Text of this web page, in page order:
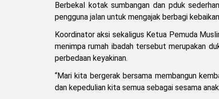
Berbekal kotak sumbangan dan pduk
pengguna jalan untuk mengajak berbagi
Koordinator aksi sekaligus Ketua Pemuda
menimpa rumah ibadah tersebut merupakan
perbedaan keyakinan.
“Mari kita bergerak bersama membangun
dan kepedulian kita semua sebagai sesama anak